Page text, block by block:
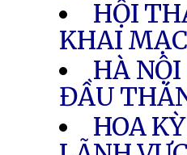
HỘI
KHAI
HÀ
ĐẦU
HOA